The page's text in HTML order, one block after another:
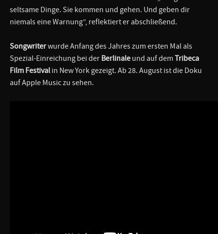
seltsame Dinge. Sie kommen und gehen. Und geben dir
niemals eine Warnung”, reflektiert er abschließend.
Songwriterwurde Anfang des Jahres zum ersten Mal als
Spezial-Einreichung bei der Berlinale und auf dem Tribeca
Film Festival in New York gezeigt. Ab 28. August ist die Doku
auf Apple Music zu sehen.